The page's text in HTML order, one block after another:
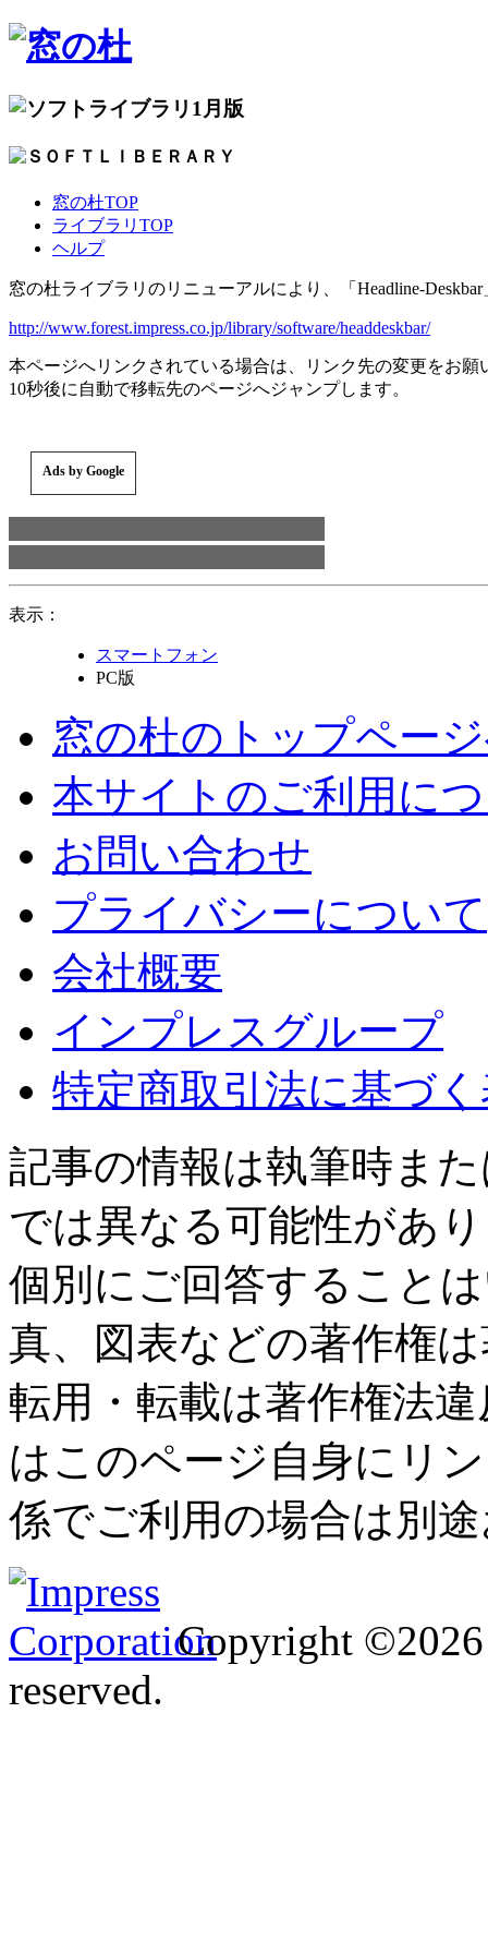
1月版
窓の杜TOP
ライブラリTOP
ヘルプ
窓の杜ライブラリのリニューアルにより、「Headline-
http://www.forest.impress.co.jp/library/software/headdeskbar/
本ページへリンクされている場合は、リンク先の変更をお願
10秒後に自動で移転先のページへジャンプします。
Ads by Google
表示：
スマートフォン
PC版
窓の杜のトップペー
本サイトのご利用に
お問い合わせ
プライバシーについて
会社概要
インプレスグループ
特定商取引法に基づ
記事の情報は執筆時ま
では異なる可能性があ
個別にご回答すること
真、図表などの著作権
転用・転載は著作権法
はこのページ自身にリ
係でご利用の場合は別
Copyright
reserved.